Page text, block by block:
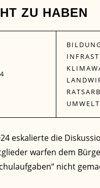
ZU HABEN
eskalierte die
warfen dem
nicht